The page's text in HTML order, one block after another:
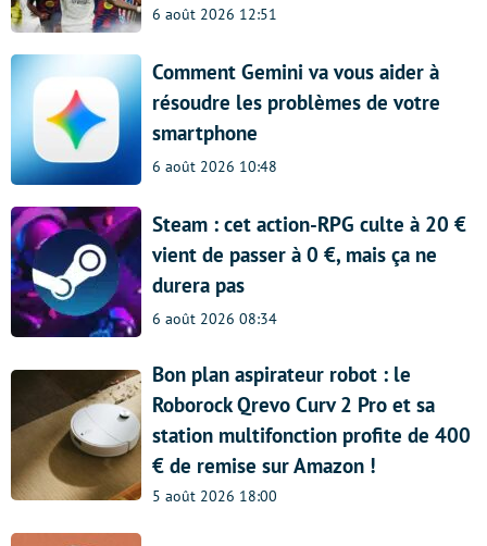
6 août 2026 12:51
Comment Gemini va vous aider à
résoudre les problèmes de votre
smartphone
6 août 2026 10:48
Steam : cet action-RPG culte à 20 €
vient de passer à 0 €, mais ça ne
durera pas
6 août 2026 08:34
Bon plan aspirateur robot : le
Roborock Qrevo Curv 2 Pro et sa
station multifonction profite de 400
€ de remise sur Amazon !
5 août 2026 18:00